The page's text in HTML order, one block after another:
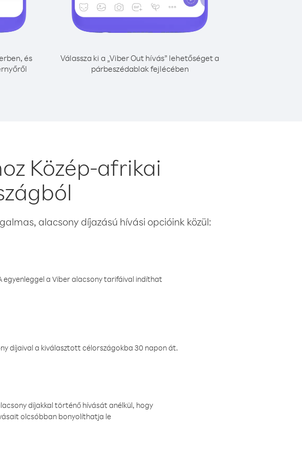
és
Válassza ki a „Viber Out hívás” lehetőséget a
párbeszédablak fejlécében
Közép-afrikai
alacsony díjazású hívási opcióink közül:
egyenleggel a Viber alacsony tarifáival indíthat
díjaival a kiválasztott célországokba 30 napon át.
díjakkal történő hívását anélkül, hogy
olcsóbban bonyolíthatja le